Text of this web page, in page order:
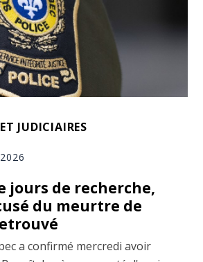
JUDICIAIRES
jours de recherche,
du meurtre de
a confirmé mercredi avoir